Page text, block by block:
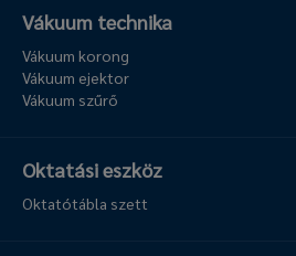
Vákuum technika
Vákuum korong
Vákuum ejektor
Vákuum szűrő
Oktatási eszköz
Oktatótábla szett